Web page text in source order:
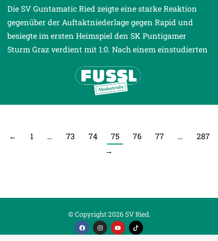
Die SV Guntamatic Ried zeigte eine starke Reaktion
gegenüber der Auftaktniederlage gegen Rapid und
besiegte im ersten Heimspiel den SK Puntigamer
Sturm Graz verdient mit 1:0. Nach einem einstudierten
← 1 … 73 74 75 76 77 …
287
→
© Copyright 2026 SV Ried.